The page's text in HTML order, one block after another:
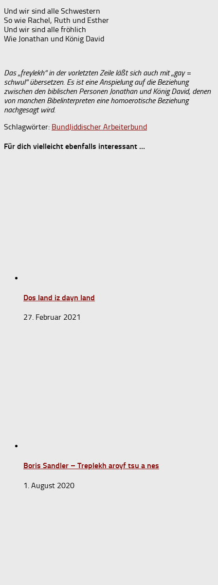
Und wir sind alle Schwestern
So wie Rachel, Ruth und Esther
Und wir sind alle fröhlich
Wie Jonathan und König David
Das „freylekh“ in der vorletzten Zeile läßt sich auch mit „gay =
schwul“ übersetzen. Es ist eine Anspielung auf die Beziehung
zwischen den biblischen Personen Jonathan und König David, denen
von manchen Bibelinterpreten eine homoerotische Beziehung
nachgesagt wird.
Schlagwörter: BundJiddischer Arbeiterbund
Für dich vielleicht ebenfalls interessant …
Dos land iz dayn land
27. Februar 2021
Boris Sandler – Treplekh aroyf tsu a nes
1. August 2020